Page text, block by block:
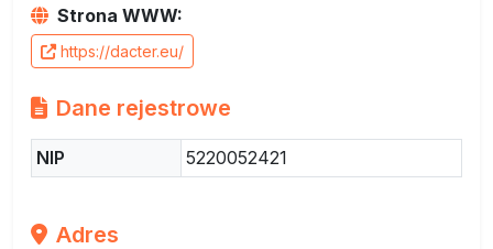
Strona WWW:
https://dacter.eu/
Dane rejestrowe
NIP 5220052421
Adres